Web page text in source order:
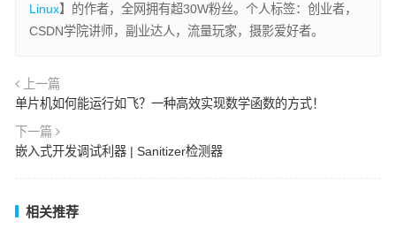
Linux】的作者，全网拥有超30W粉丝。个人标签：创业者，
CSDN学院讲师，副业达人，流量玩家，摄影爱好者。
上一篇
单片机如何能运行如飞？一种高效实现数学函数的方式！
下一篇
嵌入式开发调试利器 | Sanitizer检测器
相关推荐